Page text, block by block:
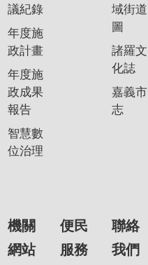
議紀錄
年度施
政計畫
年度施
政成果
報告
智慧數
位治理
域街道
圖
諸羅文
化誌
嘉義市
志
機關
網站
便民
服務
聯絡
我們